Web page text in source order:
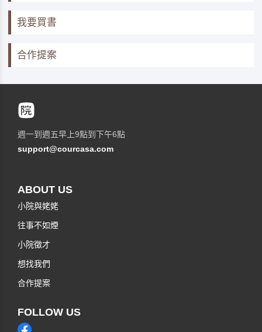
我要買書
合作提案
週一到週五早上9點到下午6點
support@courcasa.com
ABOUT US
小院與姥姥
往事不如煙
小院徵才
想找我們
合作提案
FOLLOW US